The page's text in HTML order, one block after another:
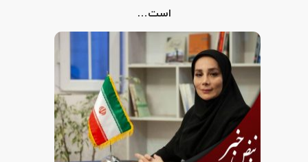
است…